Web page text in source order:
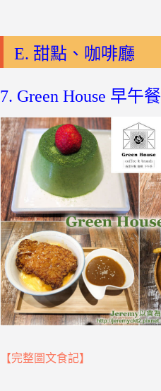
E. 甜點、咖啡廳
7. Green House 早午餐
【完整圖文食記】